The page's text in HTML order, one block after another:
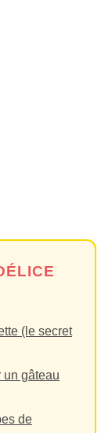
(le secret
un gâteau
de